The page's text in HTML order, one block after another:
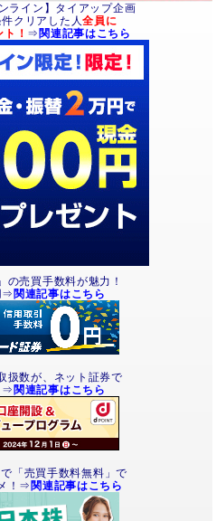
ライン】タイアップ企画
クリアした人全員に
！ ⇒ 関連記事はこちら
の売買手数料が魅力！
⇒ 関連記事はこちら
扱数が、ネット証券で
⇒ 関連記事はこちら
「売買手数料無料」で
！⇒ 関連記事はこちら